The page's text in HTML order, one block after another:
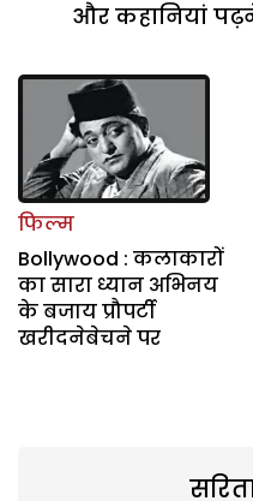
और कहानियां
फिल्म
Bollywood : कलाकारों
का सारा ध्यान अभिनय
के बजाय प्रौपर्टी
खरीदनेबेचने पर